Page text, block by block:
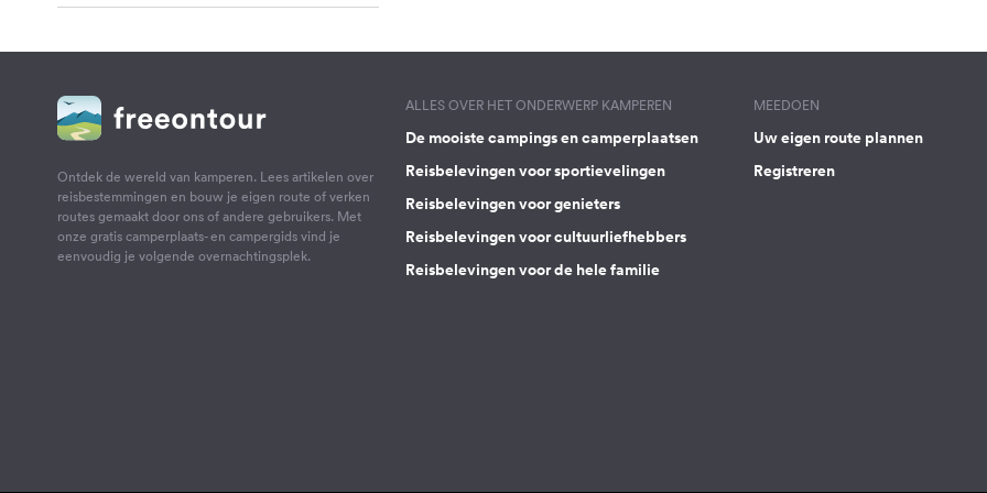
Ontdek de wereld van kamperen. Lees artikelen over
reisbestemmingen en bouw je eigen route of verken
routes gemaakt door ons of andere gebruikers. Met
onze gratis camperplaats- en campergids vind je
eenvoudig je volgende overnachtingsplek.
ALLES OVER HET ONDERWERP KAMPEREN
De mooiste campings en camperplaatsen
Reisbelevingen voor sportievelingen
Reisbelevingen voor genieters
Reisbelevingen voor cultuurliefhebbers
Reisbelevingen voor de hele familie
MEEDOEN
Uw eigen route plannen
Registreren